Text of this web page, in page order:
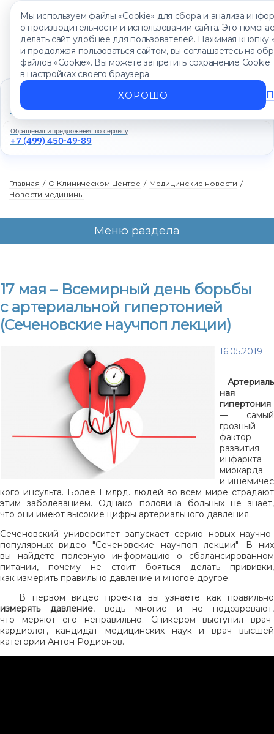
Мы используем файлы «Cookie» для сбора и анализа
о производительности и использовании сайта. Это
делать сайт удобнее для пользователей. Нажимая кнопку
и продолжая пользоваться сайтом, вы соглашаетесь на
файлов «Cookie». Вы можете запретить сохранение Cookie
в настройках своего браузера
ХОРОШО
+7 (499) 450-88-89
Ежедневно с 8:00 до 20:00
Обращения и предложения по сервису
+7 (499) 450-49-89
Главная / О Клиническом Центре / Медицинские новости /
Новости медицины
17 мая – Всемирный день борьбы
с артериальной гипертонией
(Сеченовские научпоп лекции)
16.05.2019
Артериаль
ная
гипертония
— самый
грозный
фактор
развития
инфаркта
миокарда
и ишемичес
кого инсульта. Более 1 млрд. людей во всем мире страдают
этим заболеванием. Однако половина больных не знает,
что они имеют высокие цифры артериального давления.
Сеченовский университет запускает серию новых научно-
популярных видео "Сеченовские научпоп лекции". В них
вы найдете полезную информацию о сбалансированном
питании, почему не стоит бояться делать прививки,
как измерить правильно давление и многое другое.
В первом видео проекта вы узнаете как правильно
измерять давление, ведь многие и не подозревают,
что меряют его неправильно. Спикером выступил врач-
кардиолог, кандидат медицинских наук и врач высшей
категории Антон Родионов.
Меню раздела